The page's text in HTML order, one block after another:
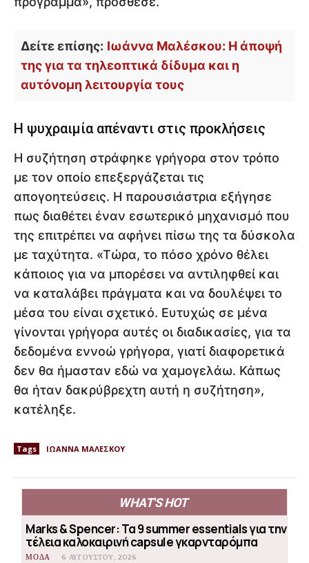
Δείτε επίσης: Ιωάννα Μαλέσκου: Η άποψή
της για τα τηλεοπτικά δίδυμα και η
αυτόνομη λειτουργία τους
Η ψυχραιμία απέναντι στις προκλήσεις
Η συζήτηση στράφηκε γρήγορα στον τρόπο
με τον οποίο επεξεργάζεται τις
απογοητεύσεις. Η παρουσιάστρια εξήγησε
πως διαθέτει έναν εσωτερικό μηχανισμό που
της επιτρέπει να αφήνει πίσω της τα δύσκολα
με ταχύτητα. «Τώρα, το πόσο χρόνο θέλει
κάποιος για να μπορέσει να αντιληφθεί και
να καταλάβει πράγματα και να δουλέψει το
μέσα του είναι σχετικό. Ευτυχώς σε μένα
γίνονται γρήγορα αυτές οι διαδικασίες, για τα
δεδομένα εννοώ γρήγορα, γιατί διαφορετικά
δεν θα ήμασταν εδώ να χαμογελάω. Κάπως
θα ήταν δακρύβρεχτη αυτή η συζήτηση»,
κατέληξε.
Tags ΙΩΑΝΝΑ ΜΑΛΕΣΚΟΥ
WHAT'S HOT
Marks & Spencer: Τα 9 summer essentials για την
τέλεια καλοκαιρινή capsule γκαρνταρόμπα
ΜΟΔΑ 6 ΑΥΓΟΎΣΤΟΥ, 2026